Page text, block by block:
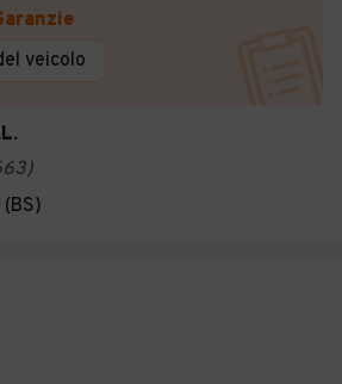
veicolo
)